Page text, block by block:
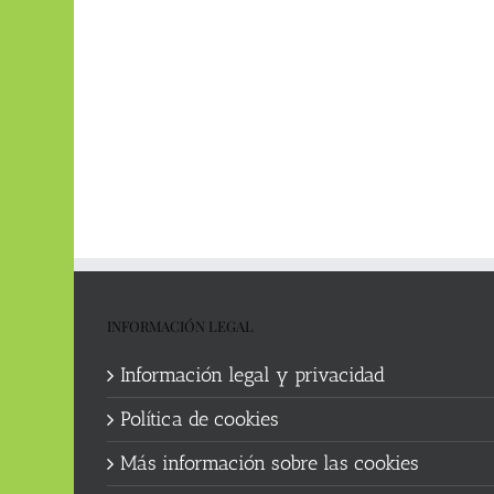
INFORMACIÓN LEGAL
Información legal y privacidad
Política de cookies
Más información sobre las cookies